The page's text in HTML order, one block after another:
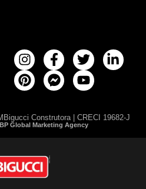
Construtora | CRECI 19682-J
Global Marketing Agency